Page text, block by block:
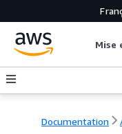
Mise
Documentation